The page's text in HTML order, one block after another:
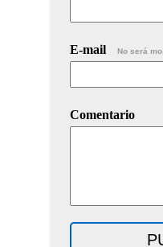
E-mail No será
Comentario